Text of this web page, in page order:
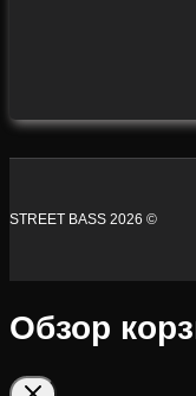
STREET BASS 2026 ©
Обзор